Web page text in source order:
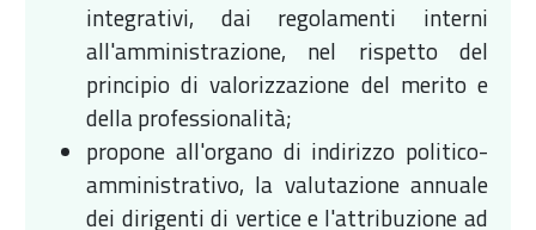
integrativi, dai regolamenti interni
all'amministrazione, nel rispetto del
principio di valorizzazione del merito e
della professionalità;
propone all'organo di indirizzo politico-
amministrativo, la valutazione annuale
dei dirigenti di vertice e l'attribuzione ad